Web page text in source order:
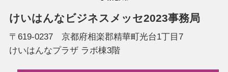
けいはんなビジネスメッセ2023事務局
〒619-0237 京都府相楽郡精華町光台1丁目7
けいはんなプラザ ラボ棟3階